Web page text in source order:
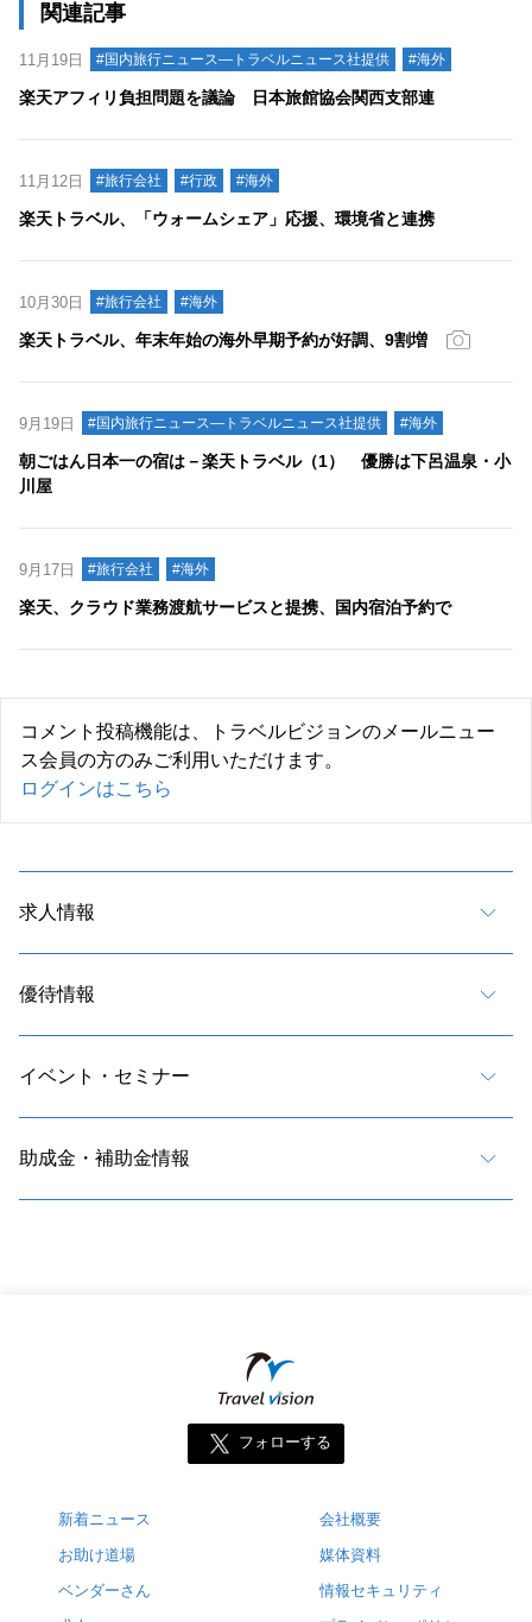
関連記事
11月19日 #国内旅行ニュース―トラベルニュース社提供 #海外
楽天アフィリ負担問題を議論 日本旅館協会関西支部連
11月12日 #旅行会社 #行政 #海外
楽天トラベル、「ウォームシェア」応援、環境省と連携
10月30日 #旅行会社 #海外
楽天トラベル、年末年始の海外早期予約が好調、9割増
9月19日 #国内旅行ニュース―トラベルニュース社提供 #海外
朝ごはん日本一の宿は－楽天トラベル（1） 優勝は下呂温泉・小
川屋
9月17日 #旅行会社 #海外
楽天、クラウド業務渡航サービスと提携、国内宿泊予約で
コメント投稿機能は、トラベルビジョンのメールニュー
ス会員の方のみご利用いただけます。
ログインはこちら
求人情報
優待情報
イベント・セミナー
助成金・補助金情報
フォローする
新着ニュース
お助け道場
ベンダーさん
会社概要
媒体資料
情報セキュリティ